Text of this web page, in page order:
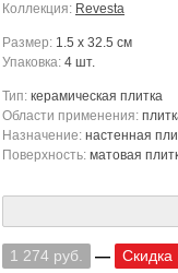
Коллекция: Revesta
Размер: 1.5 x 32.5 см
Упаковка: 4 шт.
Тип: керамическая плитка
Области применения:
Назначение: настенная
Поверхность: матовая
1 274 руб. — Скидка